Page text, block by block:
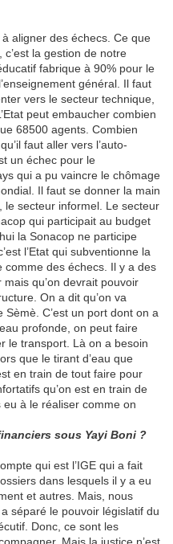
aligner des échecs. Ce que
la gestion de notre
fabrique à 90% pour le
général. Il faut
vers le secteur technique,
peut embaucher combien
68500 agents. Combien
faut aller vers l’auto-
un échec pour le
qui a pu vaincre le chômage
Il faut se donner la main
le secteur informel. Le secteur
qui participait au budget
la Sonacop ne participe
l’Etat qui subventionne la
comme des échecs. Il y a des
qu’on devrait pouvoir
On a dit qu’on va
C’est un port dont on a
profonde, on peut faire
le transport. Là on a besoin
que le tirant d’eau que
en train de tout faire pour
qu’on est en train de
eu à le réaliser comme on
sous Yayi Boni ?
qui est l’IGE qui a fait
dans lesquels il y a eu
et autres. Mais, nous
séparé le pouvoir législatif du
Donc, ce sont les